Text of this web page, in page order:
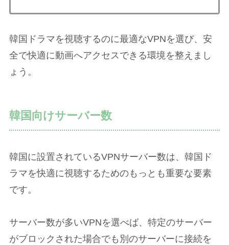
韓国ドラマを視聴するのに最適なVPNを選び、安
全で快適に動画へアクセスできる環境を整えまし
ょう。
韓国向けサーバー数
韓国に設置されているVPNサーバー数は、韓国ド
ラマを快適に視聴するためのもっとも重要な要素
です。
サーバー数が多いVPNを選べば、特定のサーバー
がブロックされた場合でも別のサーバーに接続を